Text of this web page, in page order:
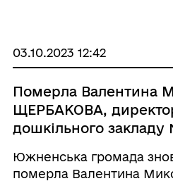
03.10.2023 12:42
Померла Валентина
ЩЕРБАКОВА,
дошкільного
Южненська громада
померла Валентина